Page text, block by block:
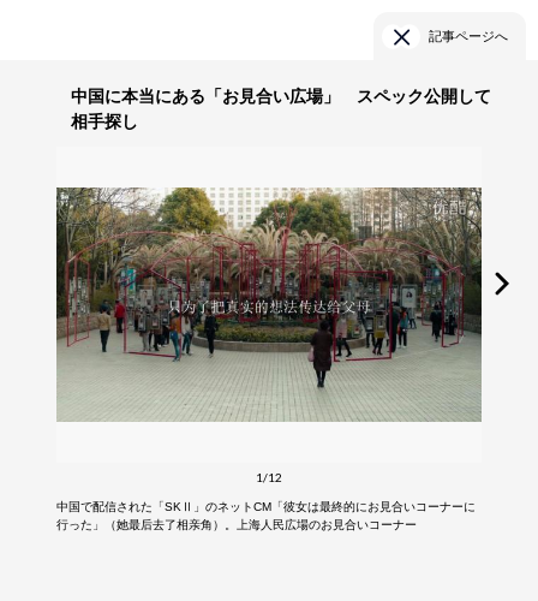
記事ページへ
中国に本当にある「お見合い広場」 スペック公開して
相手探し
1/12
中国で配信された「SKⅡ」のネットCM「彼女は最終的にお見合いコーナーに
行った」（她最后去了相亲角）。上海人民広場のお見合いコーナー